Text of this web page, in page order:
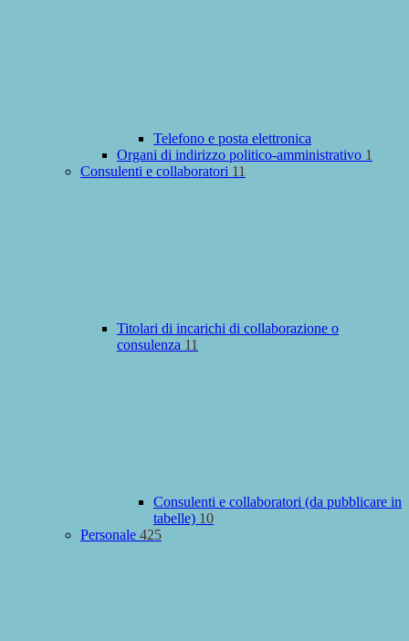
Telefono e posta elettronica
Organi di indirizzo politico-amministrativo 1
Consulenti e collaboratori 11
Titolari di incarichi di collaborazione o
consulenza 11
Consulenti e collaboratori (da pubblicare in
tabelle) 10
Personale 425